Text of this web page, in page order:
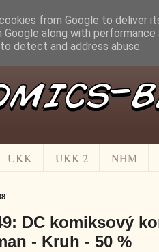
UKK UKK 2 NHM
DC komiksový
- Kruh - 50 %
from Google to deliver
Google along with
detect and address abuse.